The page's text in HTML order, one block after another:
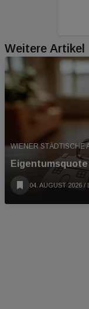
Weitere Artikel
WIENER STÄDTISCHE
04. AUGUST 2026 /